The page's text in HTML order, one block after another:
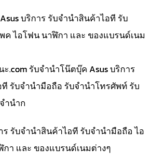
บริการ รับจำนำสินค้าไอที รับ
ค ไอโฟน นาฬิกา และ ของแบรนด์เนม
.com รับจำนำโน๊ตบุ๊ค Asus บริการ
รับจำนำมือถือ รับจำนำโทรศัพท์ รับ
ำนำก
ร รับจำนำสินค้าไอที รับจำนำมือถือ ไอ
า และ ของแบรนด์เนมต่างๆ